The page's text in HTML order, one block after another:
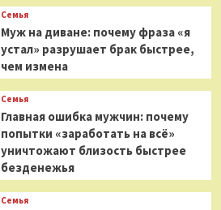
Семья
Муж на диване: почему фраза «я
устал» разрушает брак быстрее,
чем измена
Семья
Главная ошибка мужчин: почему
попытки «заработать на всё»
уничтожают близость быстрее
безденежья
Семья